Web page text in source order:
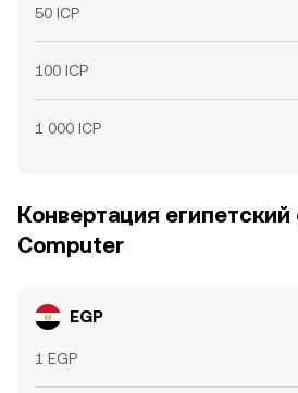
50 ICP
100 ICP
1 000 ICP
Конвертация
Computer
EGP
1 EGP